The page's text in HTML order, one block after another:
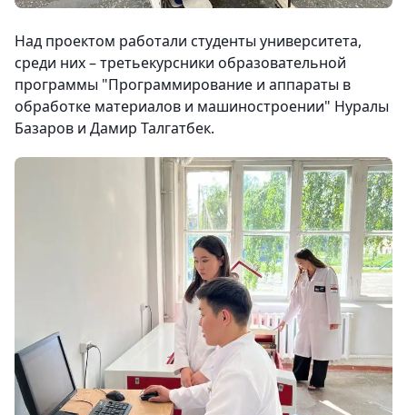
Над проектом работали студенты университета,
среди них – третьекурсники образовательной
программы "Программирование и аппараты в
обработке материалов и машиностроении" Нуралы
Базаров и Дамир Талгатбек.